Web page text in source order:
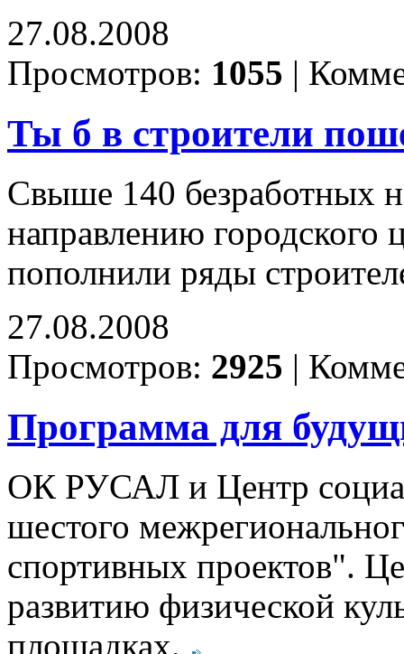
27.08.2008
Просмотров: 1055 |
Ты б в строители
Свыше 140 безработных
направлению городского
пополнили ряды
27.08.2008
Просмотров: 2925 |
Программа для
ОК РУСАЛ и Центр
шестого
спортивных проектов".
развитию физической
площадках.